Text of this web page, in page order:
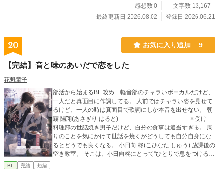
感想数 0
文字数 13,167
最終更新日 2026.08.02
登録日 2026.06.21
20 お気に入り追加 9
【完結】音と味のあいだで恋をした
花魁童子
部活から始まるBL 攻め 軽音部のチャラいボーカルだけど、
一人だと真面目に作詞してる。 人前ではチャラい姿を見せて
るけど、一人の時は真面目で歌詞にしか本音を出せない。 朝
霧 陽翔(あさぎり はると) × 受け
料理部の世話焼き男子だけど、自分の食事は適当すぎる。 周
りのことを気にかけて世話を焼くがどうしても自分自身にな
るとどうでも良くなる。 小日向 柊(こひなた しゅう) 放課後の
空き教室。 そこは、小日向柊にとって“ひとりで息をつける場
BL 完結 短編